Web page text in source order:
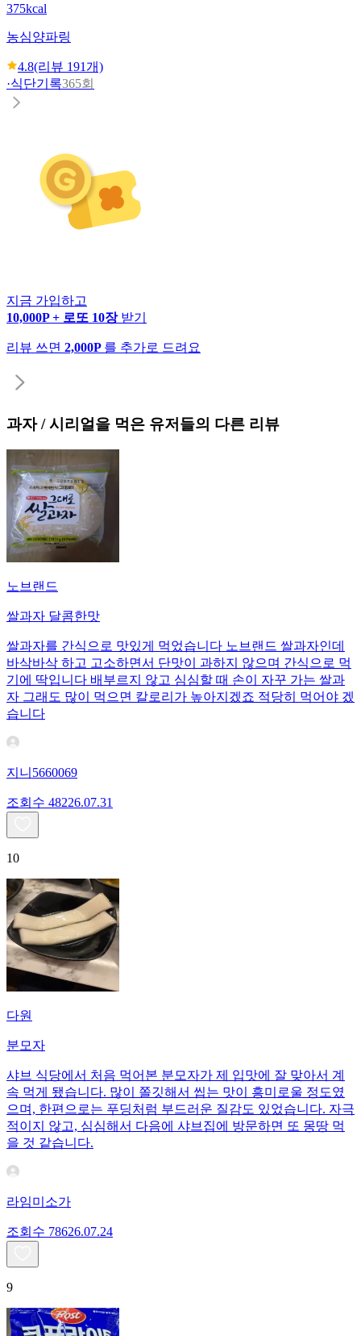
375kcal
농심양파링
4.8(리뷰 191개)
·식단기록365회
지금 가입하고
10,000P + 로또 10장 받기
리뷰 쓰면 2,000P 를 추가로 드려요
과자 / 시리얼을 먹은 유저들의 다른 리뷰
노브랜드
쌀과자 달콤한맛
쌀과자를 간식으로 맛있게 먹었습니다 노브랜드 쌀과자인데
바삭바삭 하고 고소하면서 단맛이 과하지 않으며 간식으로 먹
기에 딱입니다 배부르지 않고 심심할 때 손이 자꾸 가는 쌀과
자 그래도 많이 먹으면 칼로리가 높아지겠죠 적당히 먹어야 겠
습니다
지니5660069
조회수 48226.07.31
10
다원
분모자
샤브 식당에서 처음 먹어본 분모자가 제 입맛에 잘 맞아서 계
속 먹게 됐습니다. 많이 쫄깃해서 씹는 맛이 흥미로울 정도였
으며, 한편으로는 푸딩처럼 부드러운 질감도 있었습니다. 자극
적이지 않고, 심심해서 다음에 샤브집에 방문하면 또 몽땅 먹
을 것 같습니다.
라임미소가
조회수 78626.07.24
9